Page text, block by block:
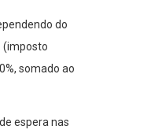
do
(imposto
somado ao
espera nas